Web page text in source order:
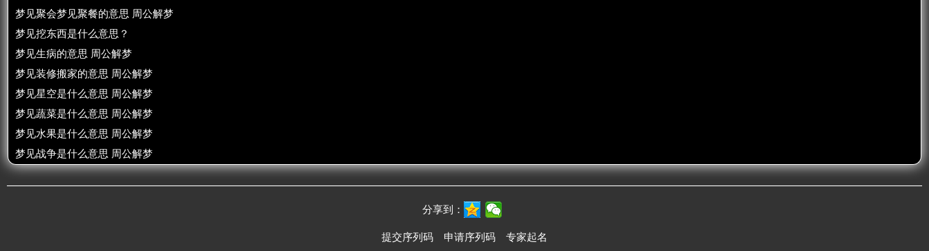
梦见聚会梦见聚餐的意思 周公解梦
梦见挖东西是什么意思？
梦见生病的意思 周公解梦
梦见装修搬家的意思 周公解梦
梦见星空是什么意思 周公解梦
梦见蔬菜是什么意思 周公解梦
梦见水果是什么意思 周公解梦
梦见战争是什么意思 周公解梦
分享到：
提交序列码 申请序列码 专家起名